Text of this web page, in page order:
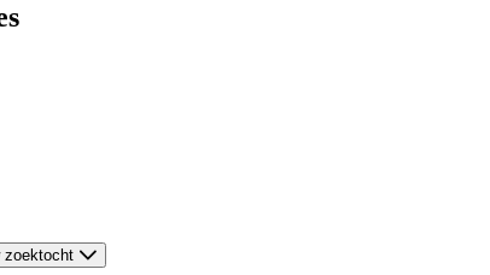
zoektocht